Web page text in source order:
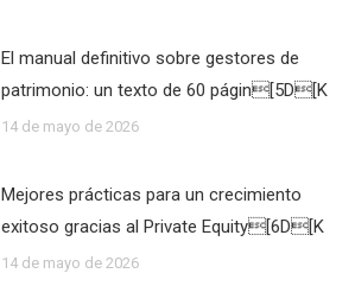
El manual definitivo sobre gestores de
patrimonio: un texto de 60 págin[5D[K
14 de mayo de 2026
Mejores prácticas para un crecimiento
exitoso gracias al Private Equity[6D[K
14 de mayo de 2026